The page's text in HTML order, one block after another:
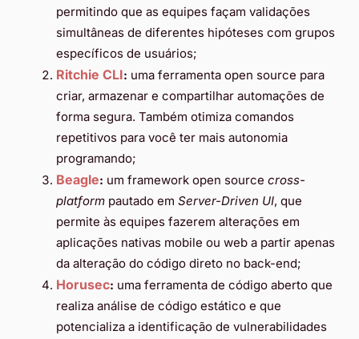
permitindo que as equipes façam validações
simultâneas de diferentes hipóteses com grupos
específicos de usuários;
Ritchie CLI: uma ferramenta open source para
criar, armazenar e compartilhar automações de
forma segura. Também otimiza comandos
repetitivos para você ter mais autonomia
programando;
Beagle: um framework open source cross-
platform pautado em Server-Driven UI, que
permite às equipes fazerem alterações em
aplicações nativas mobile ou web a partir apenas
da alteração do código direto no back-end;
Horusec: uma ferramenta de código aberto que
realiza análise de código estático e que
potencializa a identificação de vulnerabilidades